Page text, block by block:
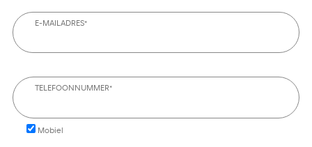
E-MAILADRES*
TELEFOONNUMMER*
Mobiel